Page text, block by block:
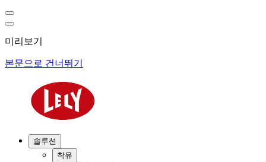
미리보기
본문으로 건너뛰기
솔루션
착유